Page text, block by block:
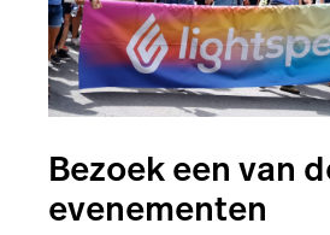
Bezoek een van
evenementen